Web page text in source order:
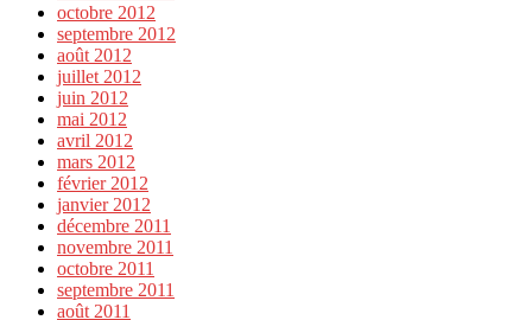
octobre 2012
septembre 2012
août 2012
juillet 2012
juin 2012
mai 2012
avril 2012
mars 2012
février 2012
janvier 2012
décembre 2011
novembre 2011
octobre 2011
septembre 2011
août 2011